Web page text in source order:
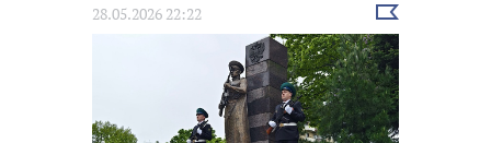
28.05.2026 22:22
Выбрать
новость